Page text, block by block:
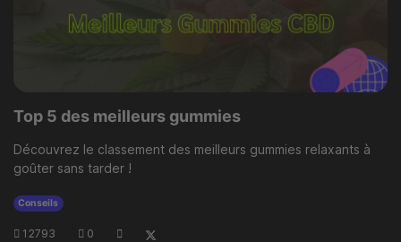
Top 5 des meilleurs gummies
Découvrez le classement des meilleurs gummies relaxants à
goûter sans tarder !
Conseils
12793 0